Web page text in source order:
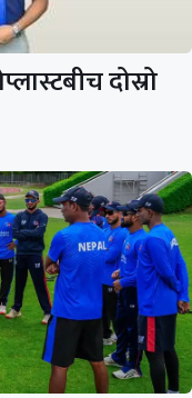
दोस्रो